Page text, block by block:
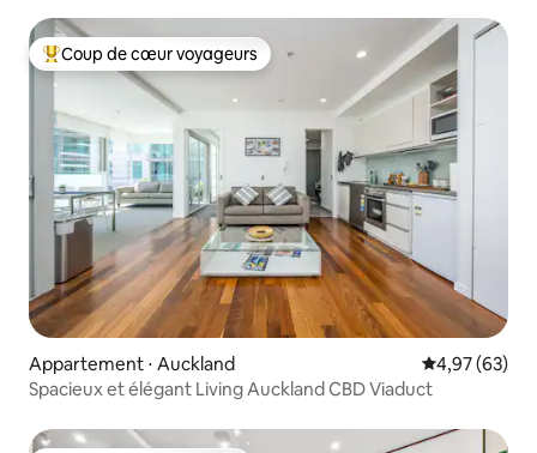
Coups de cœur voyageurs les plus appréciés
Coup de cœur voyageurs
Appartement ⋅ Auckland Évaluation
4,97 (63)
Spacieux et élégant Living Auckland CBD Viaduct